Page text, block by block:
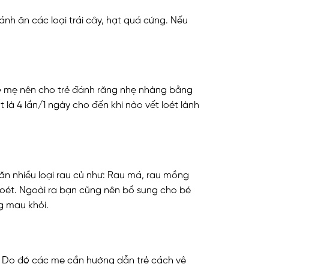
ăn các loại trái cây, hạt quá cứng. Nếu
nên cho trẻ đánh răng nhẹ nhàng bằng
là 4 lần/1 ngày cho đến khi nào vết loét lành
nhiều loại rau củ như: Rau má, rau mồng
Ngoài ra bạn cũng nên bổ sung cho bé
mau khỏi.
đó các mẹ cần hướng dẫn trẻ cách vệ